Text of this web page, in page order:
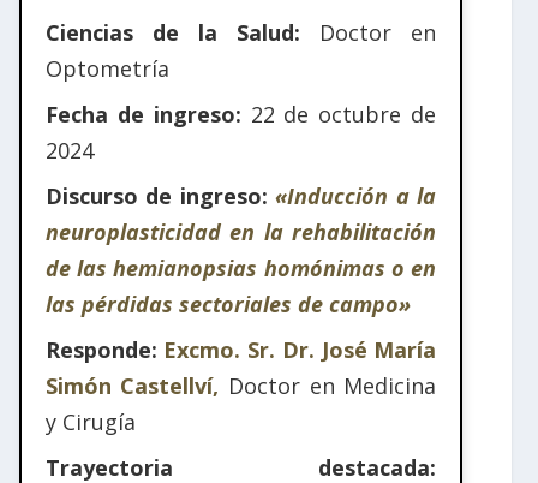
Ciencias de la Salud: Doctor en
Optometría
Fecha de ingreso: 22 de octubre de
2024
Discurso de ingreso:«Inducción a la
neuroplasticidad en la rehabilitación
de las hemianopsias homónimas o en
las pérdidas sectoriales de campo»
Responde: Excmo. Sr. Dr. José María
Simón Castellví, Doctor en Medicina
y Cirugía
Trayectoria destacada: